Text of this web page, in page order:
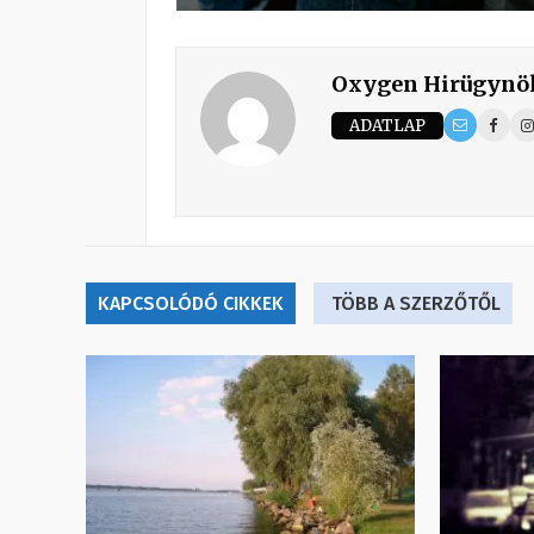
Oxygen
ADATLAP
KAPCSOLÓDÓ CIKKEK TÖBB A SZERZŐTŐL